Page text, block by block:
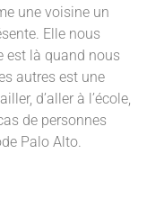
une voisine un
Elle nous
est là quand nous
autres est une
d’aller à l’école,
de personnes
Palo Alto.